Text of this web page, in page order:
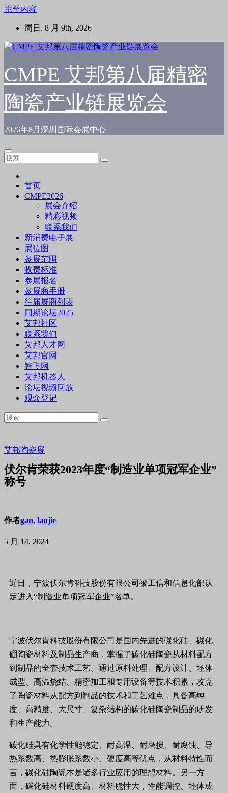
跳至内容
周日. 8 月 9th, 2026
CMPE 艾邦第八届精密
陶瓷产业链展览会
2026年8月深圳国际会展中心
首页
CMPE2026
展会介绍
精彩视频
联系我们
新消费电子展
展位图
参展范围
收费标准
参展报名
参展商手册
往届展商列表
同期论坛2025
艾邦社区
联系我们
艾邦人才网
艾邦官网
智飞网
艾邦机器人
论坛视频回放
观众登记
艾邦陶瓷展
伏尔肯荣获2023年度“制造业单项冠军企业”
称号
作者gan, lanjie
5 月 14, 2024
近日，宁波伏尔肯科技股份有限公司被工信和信息化部认
定进入“制造业单项冠军企业”名单。
宁波伏尔肯科技股份有限公司是国内先进的碳化硅、碳化
硼陶瓷材料及制品生产商，掌握了碳化硅陶瓷从材料配方
到制品的全套技术工艺。通过原料处理、配方设计、坯体
成型、高温烧结、精密加工和专用设备等技术积累，攻克
了陶瓷材料从配方到制品的技术和工艺难点，具备高纯
度、高精度、大尺寸、复杂结构的碳化硅陶瓷制品的研发
和生产能力。
碳化硅具有化学性能稳定、耐高温、耐磨损、耐腐蚀、导
热系数高、热膨胀系数小、硬度高等优点，从材料特性而
言，碳化硅陶瓷本是诸多行业应用的理想材料。另一方
面，碳化硅材料硬度高、材料脆性大，性能调控、坯体成